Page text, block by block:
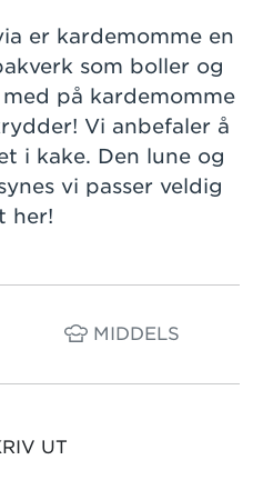
er kardemomme en
som boller og
på kardemomme
Vi anbefaler å
i kake. Den lune og
vi passer veldig
her!
MIDDELS
UT